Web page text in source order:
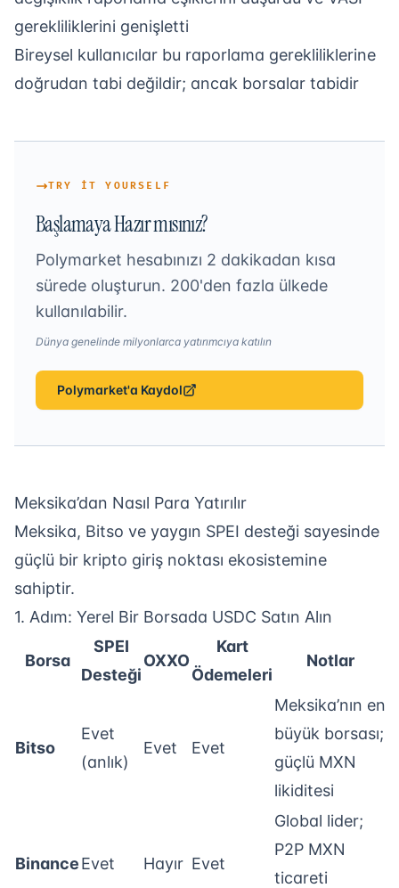
gerekliliklerini genişletti
Bireysel kullanıcılar bu raporlama gerekliliklerine
doğrudan tabi değildir; ancak borsalar tabidir
TRY IT YOURSELF
Başlamaya Hazır mısınız?
Polymarket hesabınızı 2 dakikadan kısa
sürede oluşturun. 200'den fazla ülkede
kullanılabilir.
Dünya genelinde milyonlarca yatırımcıya katılın
Polymarket'a Kaydol
Meksika’dan Nasıl Para Yatırılır
Meksika, Bitso ve yaygın SPEI desteği sayesinde
güçlü bir kripto giriş noktası ekosistemine
sahiptir.
1. Adım: Yerel Bir Borsada USDC Satın Alın
Borsa
SPEI
Desteği
OXXO
Kart
Ödemeleri
Notlar
Bitso
Evet
(anlık)
Evet Evet
Meksika’nın en
büyük borsası;
güçlü MXN
likiditesi
BinanceEvet Hayır Evet
Global lider;
P2P MXN
ticareti